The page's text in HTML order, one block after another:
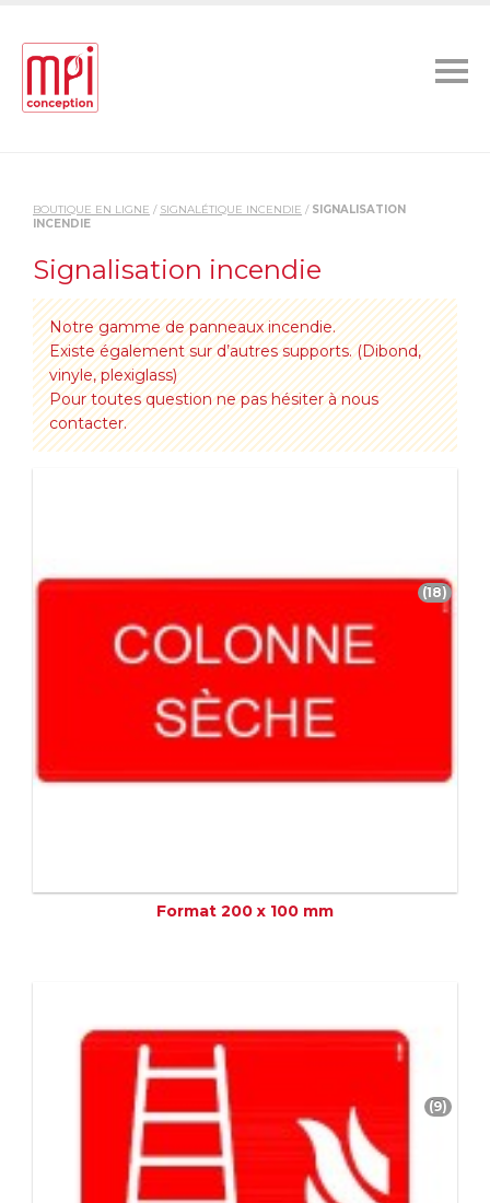
BOUTIQUE EN LIGNE / SIGNALÉTIQUE INCENDIE / SIGNALISATION
INCENDIE
Signalisation incendie
Notre gamme de panneaux incendie.
Existe également sur d’autres supports. (Dibond,
vinyle, plexiglass)
Pour toutes question ne pas hésiter à nous
contacter.
Format 200 x 100 mm
(18)
(9)